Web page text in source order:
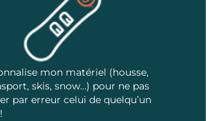
mon matériel (housse,
skis, snow…) pour ne pas
par erreur celui de quelqu’un